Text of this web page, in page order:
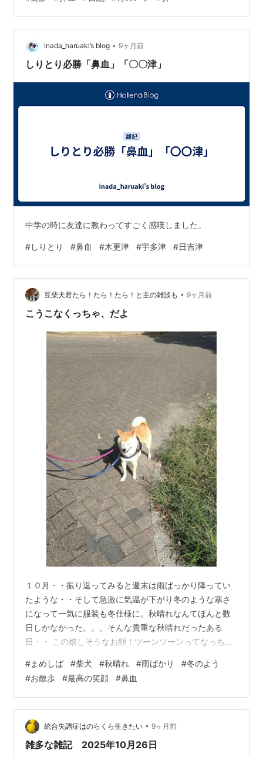
血出て。ベットでしばらく寝ることに。とても申し訳な
かった〜＞＜；；ケアしてくださった看護師さん方には
感謝です。ありがとうございます。この時、教えてくだ
さったこと。それは、鼻の頭を押さえていたら、「押さ
えずに、横になっていた方がいいですよ。」とのことで
inada_haruaki’s blog • 9ヶ月前
しりとり必勝「鼻血」「〇〇津」
中学の時に友達に教わってすごく感嘆しました。
#しりとり #鼻血 #木更津 #宇多津 #日吉津
豆柴犬君たら！たら！たら！と主の雑談も • 9ヶ月前
こうこなくっちゃ、だよ
１０月・・振り返ってみると週末は雨ばっかり降ってい
たような・・そして急激に気温が下がり冬のような寒さ
になって一気に服装も冬仕様に。秋晴れなんてほんと数
日しかなかった。。。そんな貴重な秋晴れだったある
日・・ この嬉しそうなお顔！ツーンツーンってなっちゃ
情が全然違う。本当に嬉しそうだし、お散歩を楽しんで
くれている感じがよく分かる。 鼻血ブー＆腰が抜ける～
もうこのお顔を見られただけで満足・・大好きな公園で
最高の笑顔。１０月、秋晴れはこうじゃなくっちゃね～
寒くて雨ばかりの秋なんてほんと勿体ないし残念。もっ
とこんな天気の日が欲しかったな～😭だって土日…
#まめしば #柴犬 #秋晴れ #雨ばかり #冬のよう
#お散歩 #最高の笑顔 #鼻血
統合失調症はのらくら生きたい • 9ヶ月前
雑多な雑記 2025年10月26日